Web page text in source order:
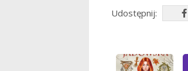
Udostępnij: